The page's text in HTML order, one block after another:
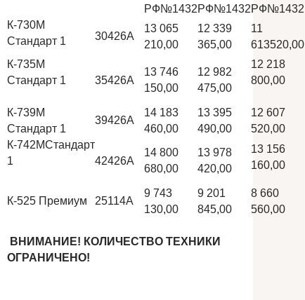
РФ№1432РФ№1432РФ№1432
К-730М
Стандарт 1
30426А
13 065
210,00
12 339
365,00
11
613520,00
К-735М
Стандарт 1
35426А
13 746
150,00
12 982
475,00
12 218
800,00
К-739М
Стандарт 1
39426А
14 183
460,00
13 395
490,00
12 607
520,00
К-742МСтандарт
1
42426А
14 800
680,00
13 978
420,00
13 156
160,00
К-525 Премиум 25114А
9 743
130,00
9 201
845,00
8 660
560,00
ВНИМАНИЕ! КОЛИЧЕСТВО ТЕХНИКИ
ОГРАНИЧЕНО!